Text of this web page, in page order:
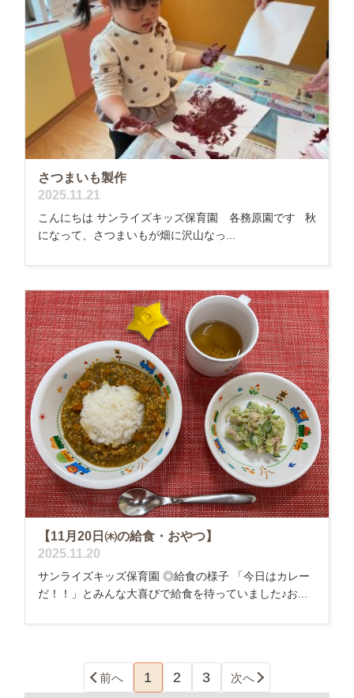
さつまいも製作
2025.11.21
こんにちは サンライズキッズ保育園 各務原園です 秋
になって、さつまいもが畑に沢山なっ...
【11月20日㈭の給食・おやつ】
2025.11.20
サンライズキッズ保育園 ◎給食の様子 「今日はカレー
だ！！」とみんな大喜びで給食を待っていました♪お...
前へ 1 2 3 次へ